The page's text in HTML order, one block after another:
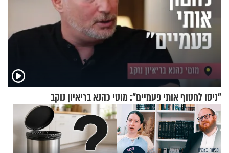
"ניסו לחטוף אותי פעמיים": מוטי כהנא בריאיון נוקב